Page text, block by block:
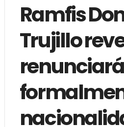
Ramfis
Trujillo
renunciará